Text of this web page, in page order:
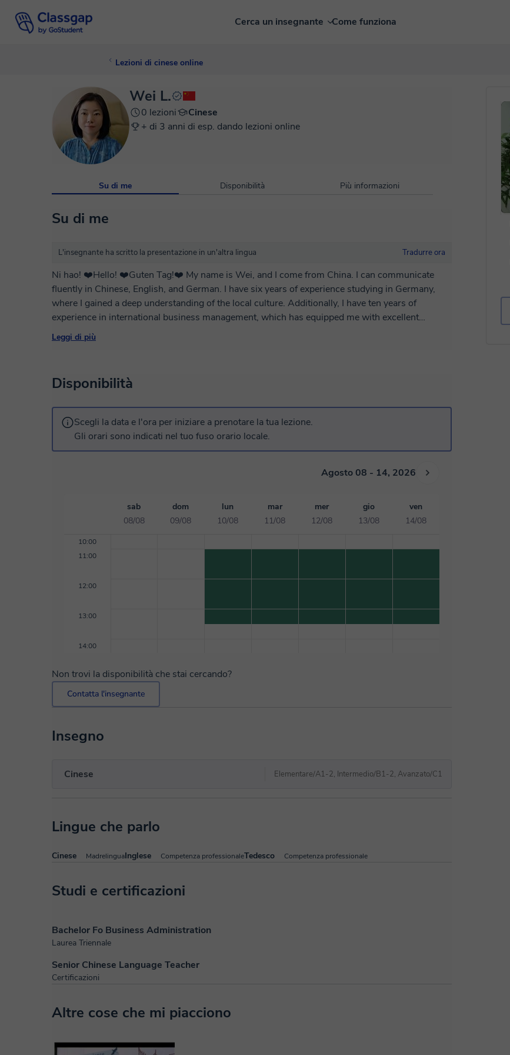
Cerca un insegnante Come funziona
Lezioni di cinese online
Wei L.
0 lezioni
Cinese
+ di 3 anni di esp. dando lezioni online
Su di me Disponibilità Più informazioni
Su di me
L'insegnante ha scritto la presentazione in un'altra lingua Tradurre ora
Ni hao! ❤️Hello! ❤️Guten Tag!❤️ My name is Wei, and I come from China. I can communicate
fluently in Chinese, English, and German. I have six years of experience studying in Germany,
where I gained a deep understanding of the local culture. Additionally, I have ten years of
experience in international business management, which has equipped me with excellent
communication skills. I have a great passion and patience for teaching, allowing me to provide
students with a high-quality learning experience. 🍋‍🟩I hold an "IPA Teacher Qualification
foreign children and adults, Business Chinese, daily conversation 🍋‍🟩I maintain a relaxed and
they can efficiently acquire knowledge.
Leggi di più
Disponibilità
Scegli la data e l'ora per iniziare a prenotare la tua lezione.
Gli orari sono indicati nel tuo fuso orario locale.
Agosto 08 - 14, 2026
sab
08/08
dom
09/08
lun
10/08
mar
11/08
mer
12/08
gio
13/08
ven
14/08
10:00
11:00
12:00
13:00
14:00
Non trovi la disponibilità che stai cercando?
Contatta l'insegnante
Insegno
Cinese Elementare/A1-2, Intermedio/B1-2, Avanzato/C1
Lingue che parlo
Cinese MadrelinguaInglese Competenza professionaleTedesco Competenza professionale
Studi e certificazioni
Bachelor Fo Business Administration
Laurea Triennale
Senior Chinese Language Teacher
Certificazioni
Altre cose che mi piacciono